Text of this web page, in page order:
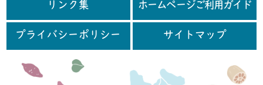
リンク集 ホームページご利用ガイド
プライバシーポリシー サイトマップ